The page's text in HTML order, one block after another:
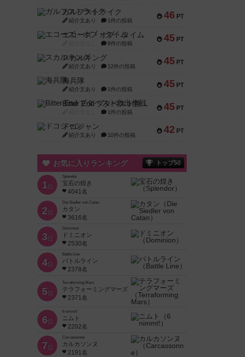
46 PT
ガルフストライク
紹介文あり 1件の投稿
45 PT
エコーズ・オブ・タイム
8件の投稿
45 PT
スカルキング
紹介文あり 12件の投稿
45 PT
海兵隊
紹介文あり 1件の投稿
45 PT
Bitter End ブタペスト救出作戦
1件の投稿
42 PT
ドコジャン
紹介文あり 10件の投稿
お気に入りランキング トップ50
1位
Splendor
宝石の煌き
4041名
2位
Die Siedler von Catan
カタン
3616名
3位
Dominion
ドミニオン
2530名
4位
Battle Line
バトルライン
2378名
5位
Terraforming Mars
テラフォーミングマーズ
2371名
6位
6 nimmt!
ニムト
2202名
7位
Carcassonne
カルカソンヌ
2191名